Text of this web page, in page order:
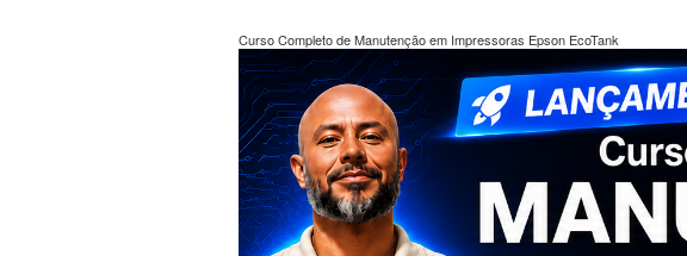
Curso Completo de Manutenção em Impressoras Epson EcoTank